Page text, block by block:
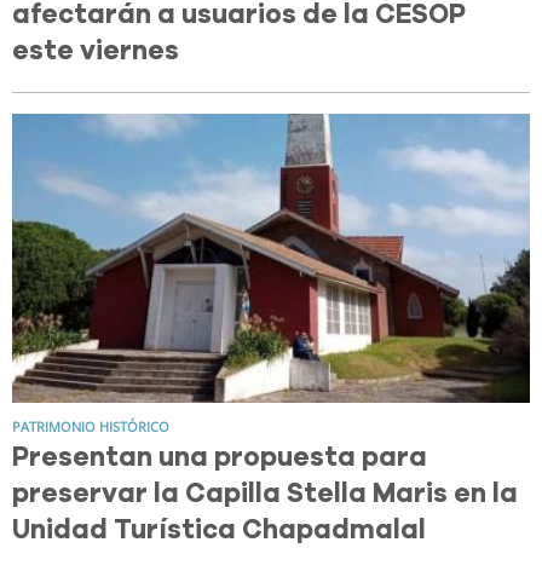
afectarán a usuarios de la CESOP
este viernes
PATRIMONIO HISTÓRICO
Presentan una propuesta para
preservar la Capilla Stella Maris en la
Unidad Turística Chapadmalal